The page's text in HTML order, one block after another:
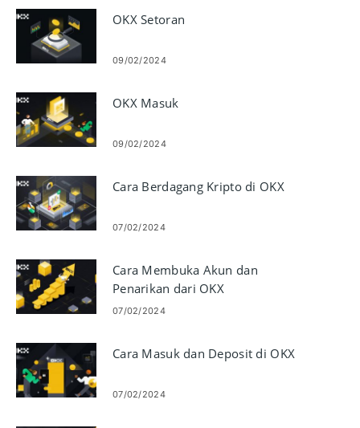
OKX Setoran
09/02/2024
OKX Masuk
09/02/2024
Cara Berdagang Kripto di OKX
07/02/2024
Cara Membuka Akun dan
Penarikan dari OKX
07/02/2024
Cara Masuk dan Deposit di OKX
07/02/2024